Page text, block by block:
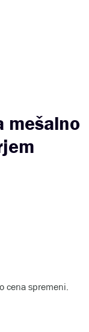
mešalno
cena spremeni.